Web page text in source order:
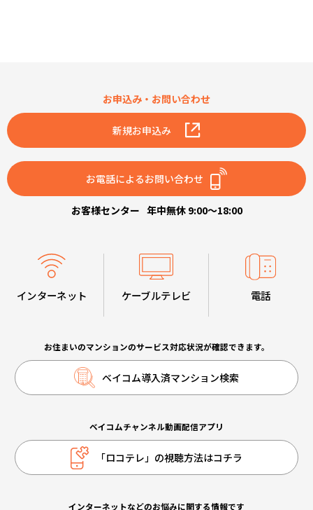
お申込み・お問い合わせ
新規お申込み
お電話によるお問い合わせ
お客様センター 年中無休 9:00～18:00
インターネット ケーブルテレビ 電話
お住まいのマンションのサービス対応状況が確認できます。
ベイコム導入済マンション検索
ベイコムチャンネル動画配信アプリ
「ロコテレ」の視聴方法はコチラ
インターネットなどのお悩みに関する情報です